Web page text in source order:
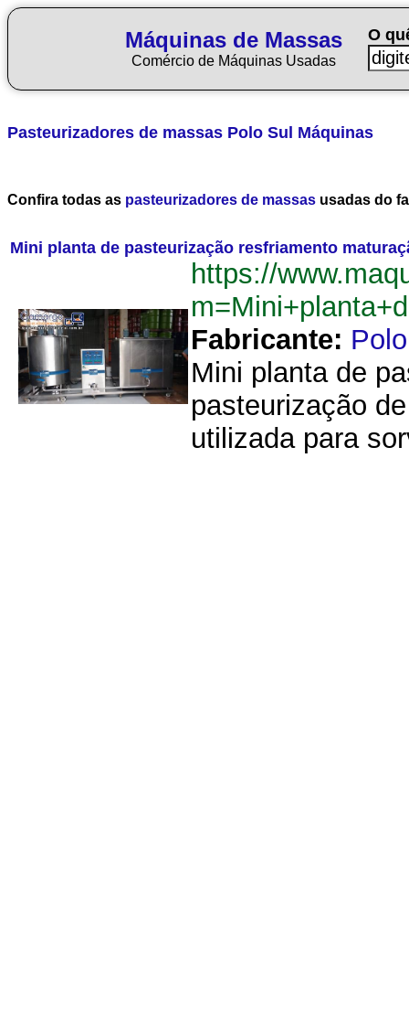
Máquinas de Massas
Comércio de Máquinas Usadas
O
Pasteurizadores de massas Polo Sul Máquinas
Confira todas as pasteurizadores de massas usadas do
Mini planta de pasteurização resfriamento
https://
Fabricante:
Mini planta de
pasteurização
utilizada para